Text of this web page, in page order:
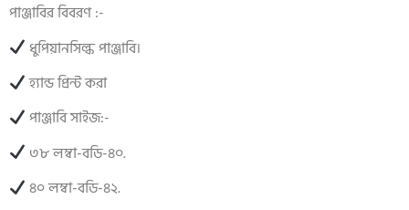
পাঞ্জাবির বিবরণ :-
ধুপিয়ানসিল্ক পাঞ্জাবি।
হ্যান্ড প্রিন্ট করা
পাঞ্জাবি সাইজ:-
৩৮ লম্বা-বডি-৪০.
৪০ লম্বা-বডি-৪২.